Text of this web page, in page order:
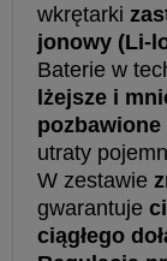
wkrętarki
jonowy (Li-
Baterie w
lżejsze i
utraty
W zestawie
gwarantuje
ciągłego